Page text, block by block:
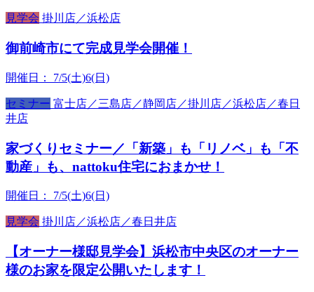
見学会 掛川店／浜松店
御前崎市にて完成見学会開催！
開催日： 7/5(土)6(日)
セミナー 富士店／三島店／静岡店／掛川店／浜松店／春日
井店
家づくりセミナー／「新築」も「リノベ」も「不
動産」も、nattoku住宅におまかせ！
開催日： 7/5(土)6(日)
見学会 掛川店／浜松店／春日井店
【オーナー様邸見学会】浜松市中央区のオーナー
様のお家を限定公開いたします！